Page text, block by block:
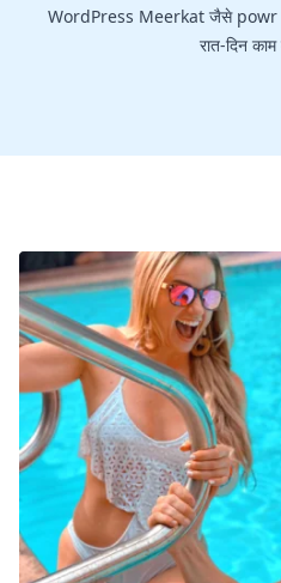
WordPress Meerkat जैसे powr
रात-दिन